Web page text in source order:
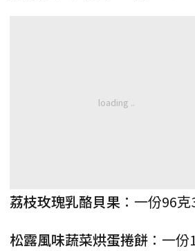
荔枝玫瑰乳酪貝果 ：一份96
松露風味蔬菜烘蛋捲餅 ：一